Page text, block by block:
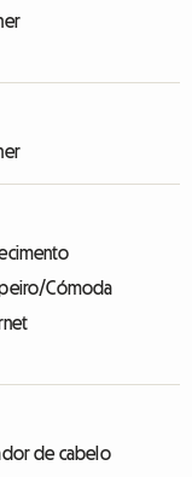
Cómoda
de cabelo